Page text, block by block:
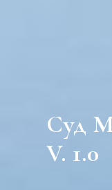
Суд
V. 1.0